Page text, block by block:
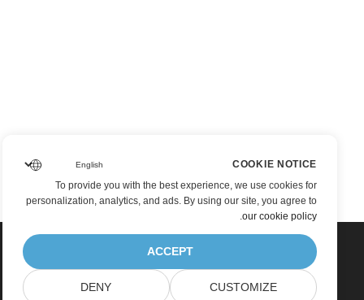
COOKIE NOTICE
To provide you with the best experience, we use cookies for
personalization, analytics, and ads. By using our site, you agree to
our cookie policy
.
ACCEPT
CUSTOMIZE
DENY